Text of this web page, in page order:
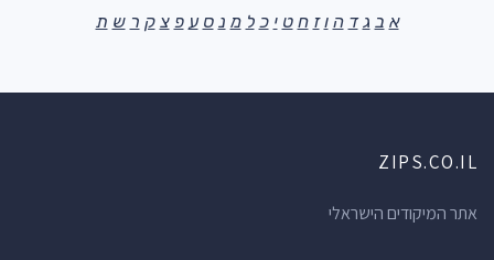
א ב ג ד ה ו ז ח ט י כ ל מ נ ס ע פ צ ק ר ש ת
ZIPS.CO.IL
אתר המיקודים הישראלי